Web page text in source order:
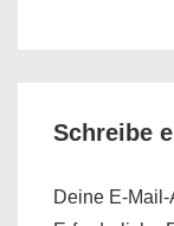
Schreibe
Deine E-